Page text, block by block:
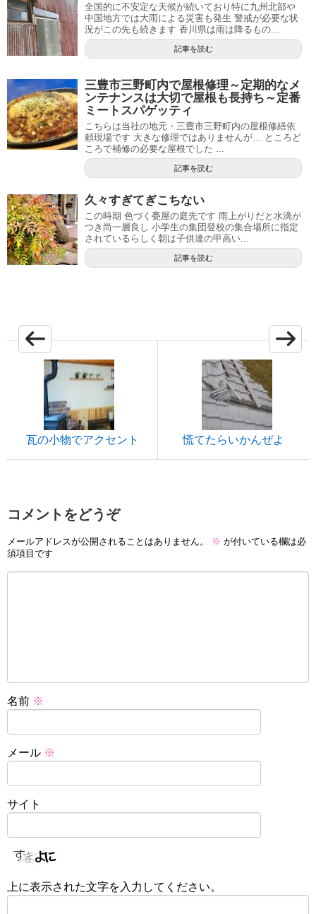
全国的に不安定な天候が続いており特に九州北部や
中国地方では大雨による災害も発生 警戒が必要な状
況がこの先も続きます 香川県は雨は降るもの...
記事を読む
三豊市三野町内で屋根修理～定期的なメ
ンテナンスは大切で屋根も長持ち～定番
ミートスパゲッティ
こちらは当社の地元・三豊市三野町内の屋根修繕依
頼現場です 大きな修理ではありませんが… ところど
ころで補修の必要な屋根でした ...
記事を読む
久々すぎてぎこちない
この時期 色づく甍屋の庭先です 雨上がりだと水滴が
つき尚一層良し 小学生の集団登校の集合場所に指定
されているらしく朝は子供達の甲高い...
記事を読む
瓦の小物でアクセント 慌てたらいかんぜよ
コメントをどうぞ
メールアドレスが公開されることはありません。 ※ が付いている欄は必
須項目です
名前 ※
メール ※
サイト
上に表示された文字を入力してください。